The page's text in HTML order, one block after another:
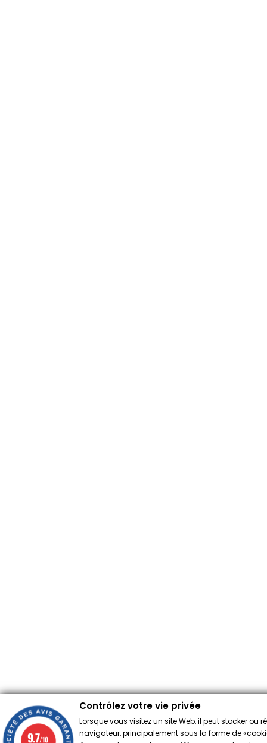
Contrôlez votre vie privée
Lorsque vous visitez un site Web, il peut stocker ou
navigateur, principalement sous la forme de
9.7/10